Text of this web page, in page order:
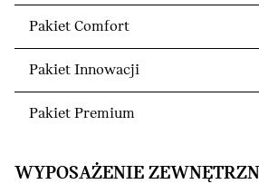
Pakiet Comfort
Pakiet Innowacji
Pakiet Premium
WYPOSAŻENIE